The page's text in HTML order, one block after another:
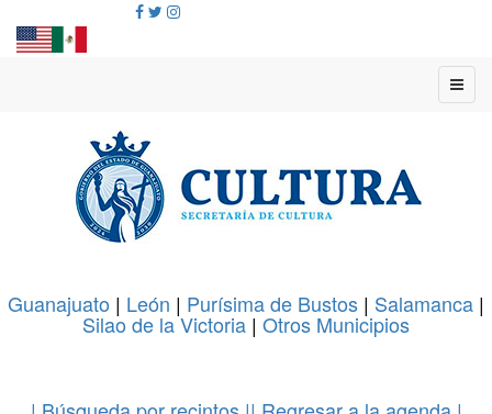
Guanajuato | León | Purísima de Bustos | Salamanca |
Silao de la Victoria | Otros Municipios